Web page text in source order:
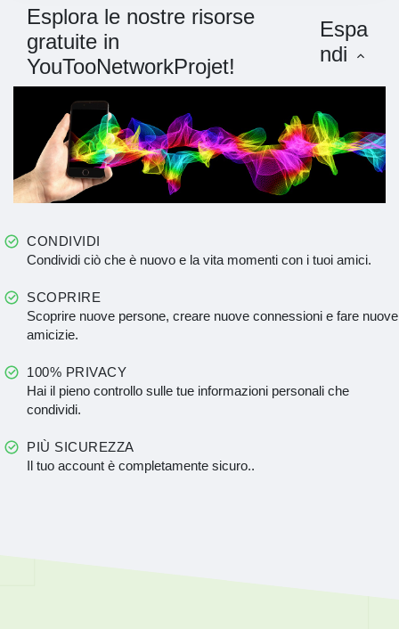
Esplora le nostre risorse
gratuite in
YouTooNetworkProjet!
Espa
ndi
CONDIVIDI
Condividi ciò che è nuovo e la vita momenti con i tuoi amici.
SCOPRIRE
Scoprire nuove persone, creare nuove connessioni e fare nuove
amicizie.
100% PRIVACY
Hai il pieno controllo sulle tue informazioni personali che
condividi.
PIÙ SICUREZZA
Il tuo account è completamente sicuro..